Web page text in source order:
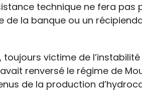
technique ne fera pas
de la banque ou un
toujours victime de
avait renversé le régime de
de la production